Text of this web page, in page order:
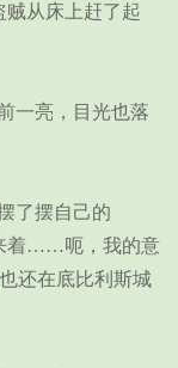
贼从床上赶了起
一亮，目光也落
了摆自己的
着……呃，我的意
还在底比利斯城